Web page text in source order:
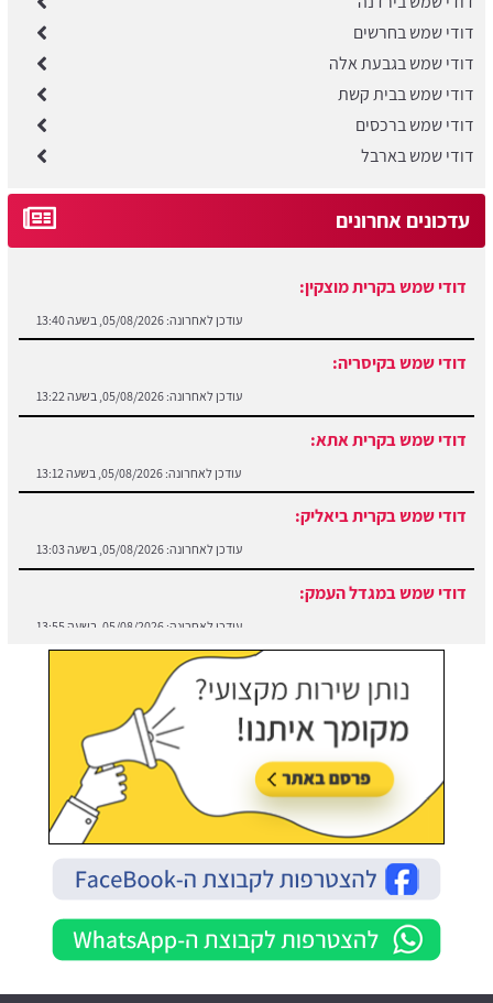
דודי שמש בחרשים
דודי שמש בגבעת אלה
דודי שמש בבית קשת
דודי שמש ברכסים
דודי שמש בארבל
עדכונים אחרונים
דודי שמש בקרית מוצקין:
דודי שמש בקיסריה:
עודכן לאחרונה: 05/08/2026, בשעה 13:22
דודי שמש בקרית אתא:
עודכן לאחרונה: 05/08/2026, בשעה 13:12
דודי שמש בקרית ביאליק:
עודכן לאחרונה: 05/08/2026, בשעה 13:03
דודי שמש במגדל העמק:
עודכן לאחרונה: 05/08/2026, בשעה 13:55